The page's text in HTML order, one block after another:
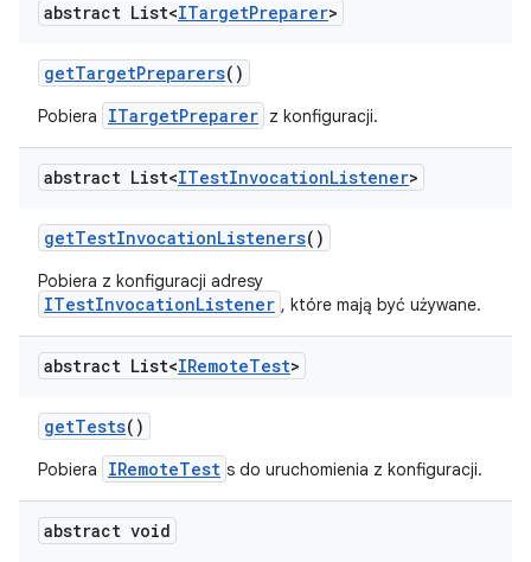
abstract List<ITargetPreparer>
getTargetPreparers()
Pobiera ITargetPreparer z konfiguracji.
abstract List<ITestInvocationListener>
getTestInvocationListeners()
Pobiera z konfiguracji adresy
ITestInvocationListener , które mają być używane.
abstract List<IRemoteTest>
getTests()
Pobiera IRemoteTest s do uruchomienia z konfiguracji.
abstract void